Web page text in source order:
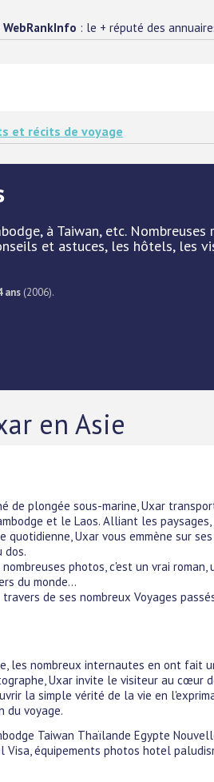
: le + réputé des
et récits de voyage
à Taiwan, etc. Nombreuses
et astuces, les hôtels, les
ans (2006).
en Asie
de plongée sous-marine, Uxar
et le Laos. Alliant les paysages,
Uxar vous emmène sur
dos.
photos, c'est un vrai roman,
du monde...
de ses nombreux Voyages
les nombreux internautes en ont fait
Uxar invite le visiteur au cœur
la simple vérité de la vie en
du voyage.
Taiwan Thaïlande Egypte
Visa, équipements photos hotel